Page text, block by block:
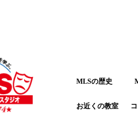
MLSの歴史
お近くの教室